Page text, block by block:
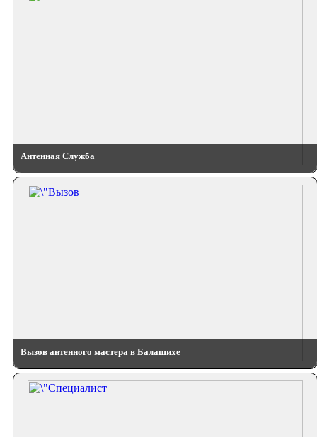
Антенная Служба
Вызов антенного мастера в Балашихе